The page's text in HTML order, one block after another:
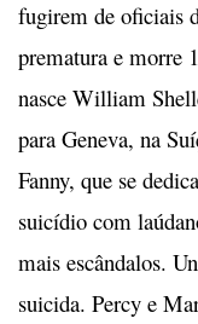
fugirem de oficiais
prematura e morre
nasce William
para Geneva, na
Fanny, que se
suicídio com
mais escândalos.
suicida. Percy e